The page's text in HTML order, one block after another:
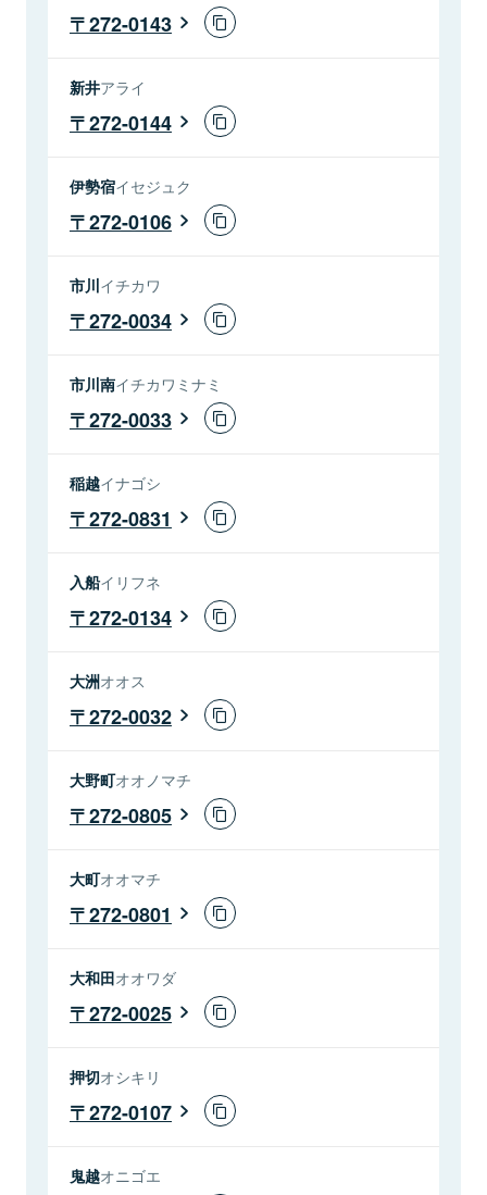
272-0143
新井アライ
272-0144
伊勢宿イセジュク
272-0106
市川イチカワ
272-0034
市川南イチカワミナミ
272-0033
稲越イナゴシ
272-0831
入船イリフネ
272-0134
大洲オオス
272-0032
大野町オオノマチ
272-0805
大町オオマチ
272-0801
大和田オオワダ
272-0025
押切オシキリ
272-0107
鬼越オニゴエ